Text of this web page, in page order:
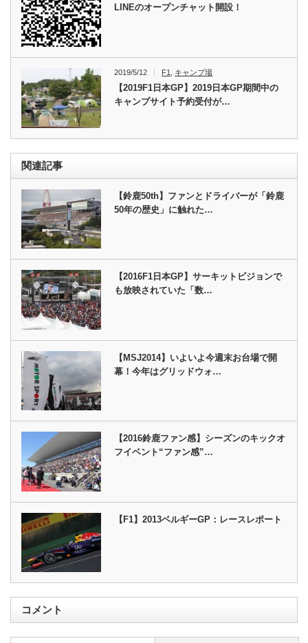
LINEのオープンチャット開設！
2019/5/12 F1 キャンプ場
【2019F1日本GP】2019日本GP期間中の
キャンプサイト予約受付が…
関連記事
【鈴鹿50th】ファンとドライバーが「鈴鹿
50年の歴史」に触れた…
【2016F1日本GP】サーキットビジョンで
も放映されていた「数…
【MSJ2014】いよいよ今週末お台場で開
幕！今年はグリッドウォ…
【2016鈴鹿ファン感】シーズンのキックオ
フイベント“ファン感”…
【F1】2013ベルギーGP：レースレポート
コメント